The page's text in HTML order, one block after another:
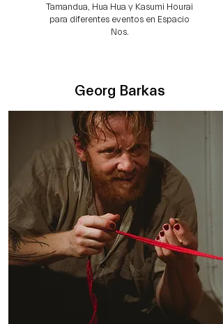
Tamandua, Hua Hua y Kasumi Hourai
para diferentes eventos en Espacio
Nos.
Georg Barkas